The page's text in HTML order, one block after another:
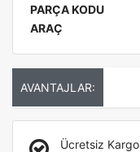
PARÇA KODU
ARAÇ
AVANTAJLAR:
Ücretsiz Kargo